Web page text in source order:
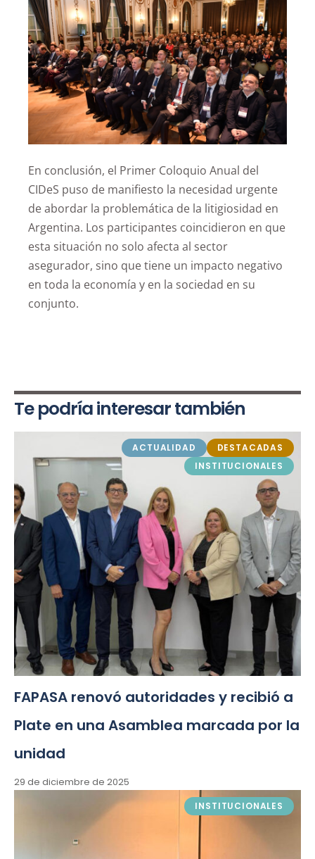
En conclusión, el Primer Coloquio Anual del
CIDeS puso de manifiesto la necesidad urgente
de abordar la problemática de la litigiosidad en
Argentina. Los participantes coincidieron en que
esta situación no solo afecta al sector
asegurador, sino que tiene un impacto negativo
en toda la economía y en la sociedad en su
conjunto.
Te podría interesar también
ACTUALIDAD
DESTACADAS
INSTITUCIONALES
FAPASA renovó autoridades y recibió a
Plate en una Asamblea marcada por la
unidad
29 de diciembre de 2025
INSTITUCIONALES